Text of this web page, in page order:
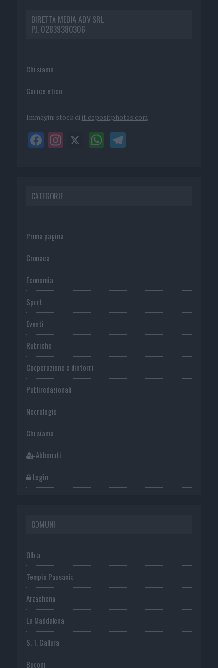
DIRETTA MEDIA ADV SRL
P.I. 02839380306
Chi siamo
Codice etico
Immagini stock di it.depositphotos.com
CATEGORIE
Prima pagina
Cronaca
Economia
Sport
Eventi
Rubriche
Cooperazione e dintorni
Publiredazionali
Necrologie
Chi siamo
Abbonati
Login
COMUNI
Olbia
Tempio Pausania
Arzachena
La Maddalena
S. T. Gallura
Budoni